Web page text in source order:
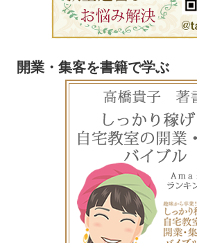
開業・集客を書籍で学ぶ